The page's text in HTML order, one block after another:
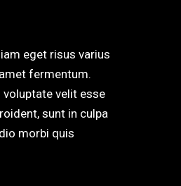
eget risus varius
fermentum.
voluptate velit esse
sunt in culpa
morbi quis